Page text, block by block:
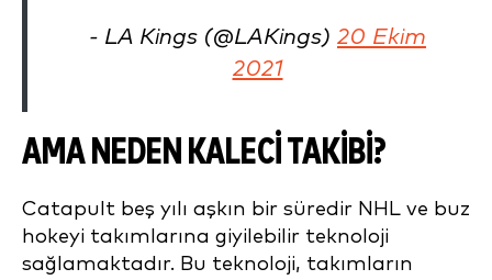
- LA Kings (@LAKings) 20 Ekim
2021
AMA NEDEN KALECI TAKIBI?
Catapult beş yılı aşkın bir süredir NHL ve buz
hokeyi takımlarına giyilebilir teknoloji
sağlamaktadır. Bu teknoloji, takımların